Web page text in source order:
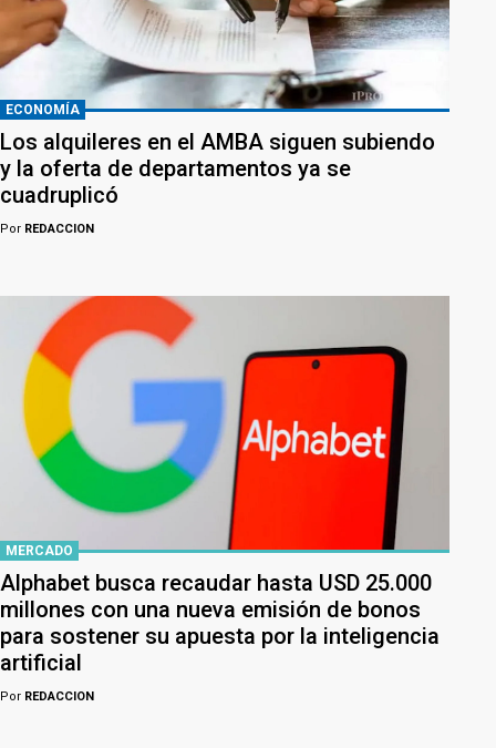
ECONOMÍA
Los alquileres en el AMBA siguen subiendo
y la oferta de departamentos ya se
cuadruplicó
Por REDACCION
MERCADO
Alphabet busca recaudar hasta USD 25.000
millones con una nueva emisión de bonos
para sostener su apuesta por la inteligencia
artificial
Por REDACCION